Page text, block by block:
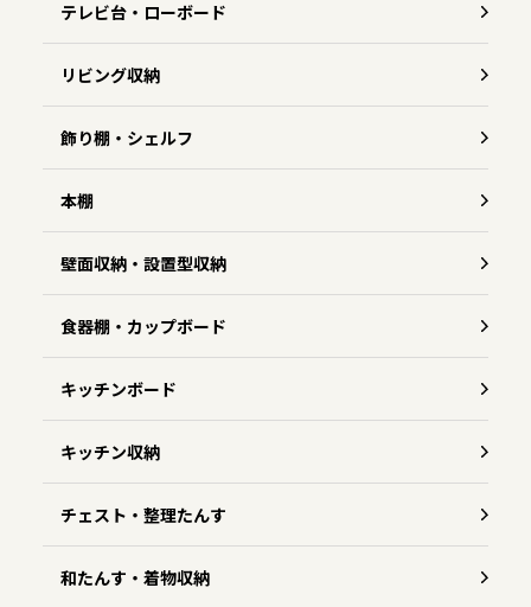
テレビ台・ローボード
リビング収納
飾り棚・シェルフ
本棚
壁面収納・設置型収納
食器棚・カップボード
キッチンボード
キッチン収納
チェスト・整理たんす
和たんす・着物収納